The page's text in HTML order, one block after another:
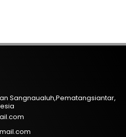
Sangnaualuh,Pematangsiantar,